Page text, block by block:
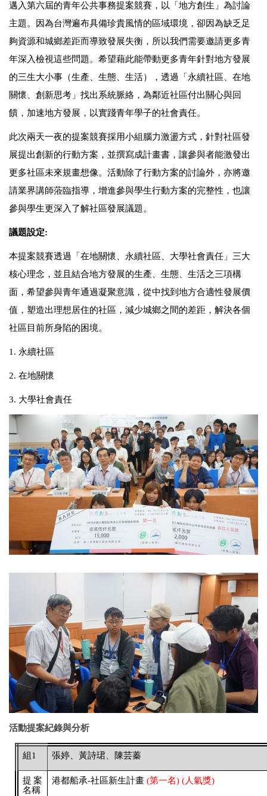
邁入第六屆的青年公共事務提案競賽，以「地方創生」為討論
主題。因為台灣遍布具備珍貴風情的區域環境，卻因為缺乏足
夠資源和城鄉差距而導致發展失衡，所以我們需要邀請更多青
年深入檢視這些問題。希望藉此能帶動更多青年針對地方發展
的三生大小事（生產、生態、生活），透過「永續社區、在地
關懷、創新思考」找出系統脈絡，為鄰近社區付出關心與回
饋，加速地方發展，以實踐青年學子的社會責任。
此次兩天一夜的提案競賽採用小組腦力激盪方式，針對社區發
展提出創新的行動方案，並撰寫成計畫書，讓參與者能激發出
更多社區未來規畫想像。活動除了行動方案的討論外，亦將邀
請業界講師蒞臨指導，增進參與學生行動方案的完整性，也讓
參與學生更深入了解社區發展議題。
議題設定:
本提案競賽透過「在地關懷、永續社區、大學社會責任」三大
核心理念，並且結合地方發展的生產、生態、生活之三項構
面，希望參與青年通過凝聚意識，從中找到地方合適性發展價
值，塑造出理想居住的社區，減少城鄉之間的差距，解決各個
社區目前所身陷的困境。
1. 永續社區
2. 在地關懷
3. 大學社會責任
活動提案紀錄與分析
組1 張婷、黃詩珺、陳芸蓁
提案
名稱
港都船承-社區新生計畫(第一名) (人氣獎)